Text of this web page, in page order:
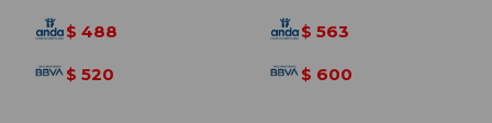
$ 488
$ 520
$ 563
$ 600